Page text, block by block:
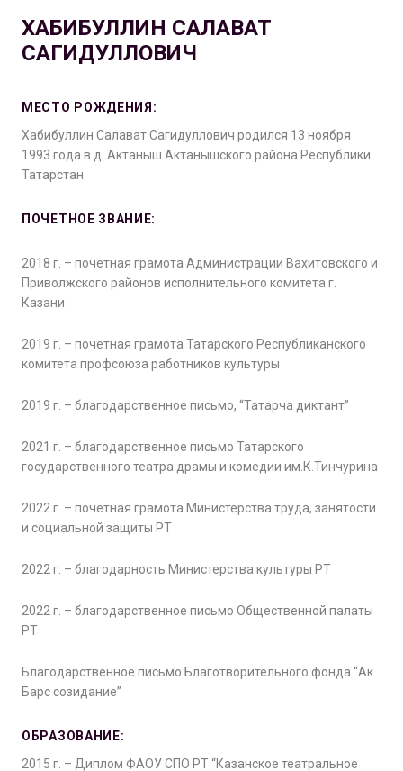
ХАБИБУЛЛИН САЛАВАТ
САГИДУЛЛОВИЧ
МЕСТО РОЖДЕНИЯ:
Хабибуллин Салават Сагидуллович родился 13 ноября
1993 года в д. Актаныш Актанышского района Республики
Татарстан
ПОЧЕТНОЕ ЗВАНИЕ:
2018 г. – почетная грамота Администрации Вахитовского и
Приволжского районов исполнительного комитета г.
Казани
2019 г. – почетная грамота Татарского Республиканского
комитета профсоюза работников культуры
2019 г. – благодарственное письмо, “Татарча диктант”
2021 г. – благодарственное письмо Татарского
государственного театра драмы и комедии им.К.Тинчурина
2022 г. – почетная грамота Министерства труда, занятости
и социальной защиты РТ
2022 г. – благодарность Министерства культуры РТ
2022 г. – благодарственное письмо Общественной палаты
РТ
Благодарственное письмо Благотворительного фонда “Ак
Барс созидание”
ОБРАЗОВАНИЕ:
2015 г. – Диплом ФАОУ СПО РТ “Казанское театральное